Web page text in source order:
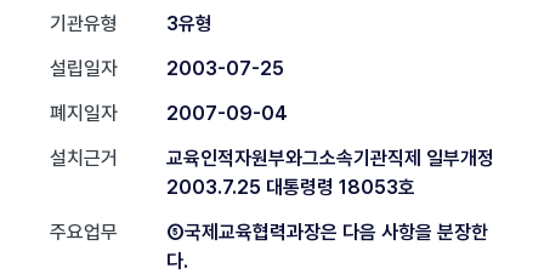
기관유형
3유형
설립일자
2003-07-25
폐지일자
2007-09-04
설치근거
교육인적자원부와그소속기관직제 일부개정
2003.7.25 대통령령 18053호
주요업무
⑤국제교육협력과장은 다음 사항을 분장한
다.